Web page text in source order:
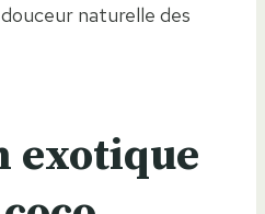
naturelle des
exotique